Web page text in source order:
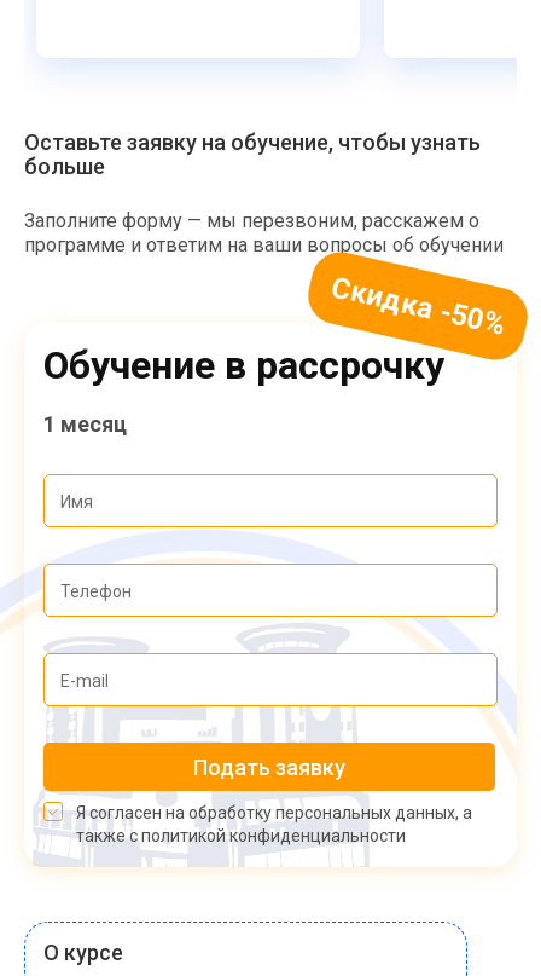
Оставьте заявку на обучение, чтобы узнать
больше
Заполните форму — мы перезвоним, расскажем о
программе и ответим на ваши вопросы об обучении
Обучение в рассрочку
1 месяц
Подать заявку
Я согласен на обработку персональных данных, а
также с политикой конфиденциальности
О курсе